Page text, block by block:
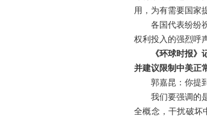
用，为有需要国家
各国代表纷纷
权利投入的强烈呼
《环球时报
并建议限制中美正
郭嘉昆：你提
我们要强调的
全概念，干扰破坏